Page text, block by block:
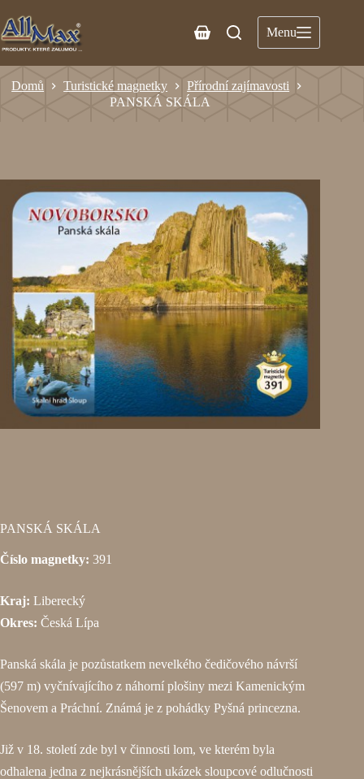
Menu
Domů Turistické magnetky
Přírodní zajímavosti
PANSKÁ SKÁLA
PANSKÁ SKÁLA
Číslo magnetky: 391
Kraj: Liberecký
Okres: Česká Lípa
Panská skála je pozůstatkem nevelkého čedičového návrší
(597 m) vyčnívajícího z náhorní plošiny mezi Kamenickým
Šenovem a Práchní. Známá je z pohádky Pyšná princezna.
Již v 18. století zde byl v činnosti lom, ve kterém byla
odhalena jedna z nejkrásnějších ukázek sloupcové odlučnosti